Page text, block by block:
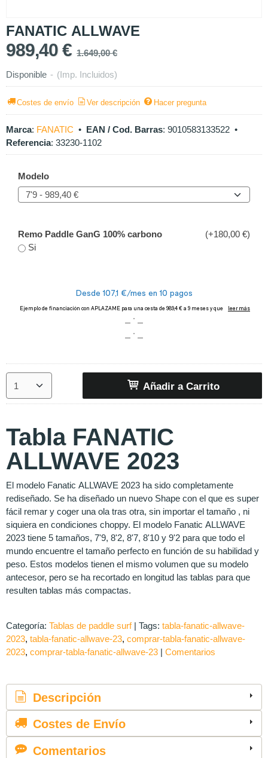
FANATIC ALLWAVE
989,40 € 1.649,00 €
Disponible - (Imp. Incluidos)
Costes de envío Ver descripción Hacer pregunta
Marca: FANATIC • EAN / Cod. Barras: 9010583133522 •
Referencia: 33230-1102
Modelo
Remo Paddle GanG 100% carbono
(+180,00 €)
Si
Añadir a Carrito
Tabla FANATIC
ALLWAVE 2023
El modelo Fanatic ALLWAVE 2023 ha sido completamente
rediseñado. Se ha diseñado un nuevo Shape con el que es super
fácil remar y coger una ola tras otra, sin importar el tamaño , ni
siquiera en condiciones choppy. El modelo Fanatic ALLWAVE
2023 tiene 5 tamaños, 7'9, 8'2, 8'7, 8'10 y 9'2 para que todo el
mundo encuentre el tamaño perfecto en función de su habilidad y
peso. Estos modelos tienen el mismo volumen que su modelo
antecesor, pero se ha recortado en longitud las tablas para que
resulten tablas más compactas.
Categoría: Tablas de paddle surf | Tags: tabla-fanatic-allwave-
2023 tabla-fanatic-allwave-23 comprar-tabla-fanatic-allwave-
2023 comprar-tabla-fanatic-allwave-23 | Comentarios
Descripción
Costes de Envío
Comentarios